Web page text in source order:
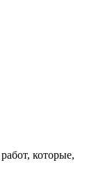
которые,